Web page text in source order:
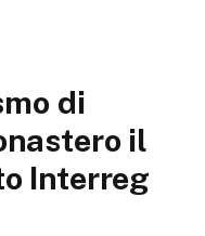
di
il
Interreg